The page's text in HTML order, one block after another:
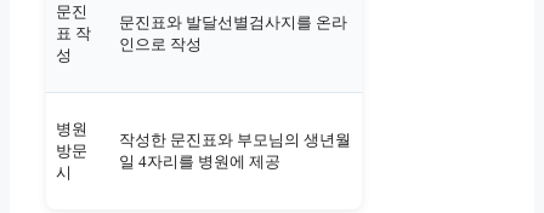
문진
표 작
성
문진표와 발달선별검사지를 온라
인으로 작성
병원
방문
시
작성한 문진표와 부모님의 생년월
일 4자리를 병원에 제공